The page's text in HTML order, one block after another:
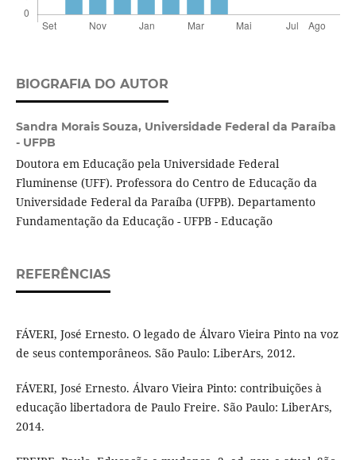
BIOGRAFIA DO AUTOR
Sandra Morais Souza, Universidade Federal da Paraíba
- UFPB
Doutora em Educação pela Universidade Federal
Fluminense (UFF). Professora do Centro de Educação da
Universidade Federal da Paraíba (UFPB). Departamento
Fundamentação da Educação - UFPB - Educação
REFERÊNCIAS
FÁVERI, José Ernesto. O legado de Álvaro Vieira Pinto na voz
de seus contemporâneos. São Paulo: LiberArs, 2012.
FÁVERI, José Ernesto. Álvaro Vieira Pinto: contribuições à
educação libertadora de Paulo Freire. São Paulo: LiberArs,
2014.